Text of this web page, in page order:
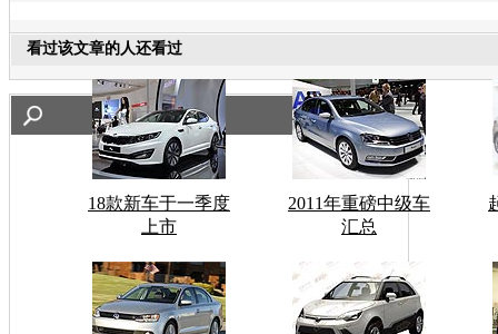
看过该文章的人还看过
18款新车于一季度
上市
2011年重磅中级车
汇总